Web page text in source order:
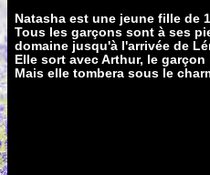
Natasha est une jeune fille de
Tous les garçons sont à ses
domaine jusqu'à l'arrivée de
Elle sort avec Arthur, le
Mais elle tombera sous le